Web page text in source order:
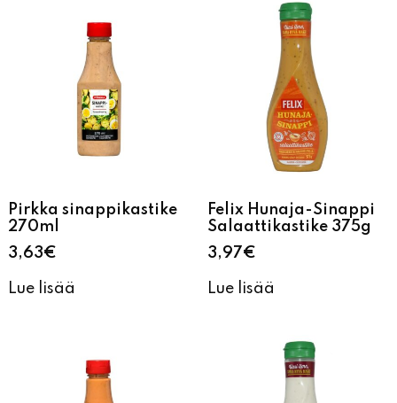
Pirkka sinappikastike
270ml
3,63€
Lue lisää
Felix Hunaja-Sinappi
Salaattikastike 375g
3,97€
Lue lisää